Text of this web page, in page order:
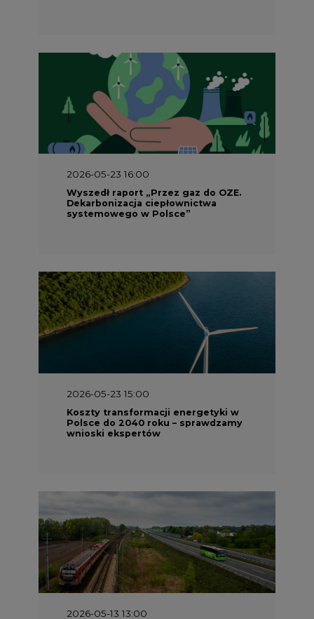
2026-05-23 16:00
Wyszedł raport „Przez gaz do OZE.
Dekarbonizacja ciepłownictwa
systemowego w Polsce”
2026-05-23 15:00
Koszty transformacji energetyki w
Polsce do 2040 roku – sprawdzamy
wnioski ekspertów
2026-05-13 13:00